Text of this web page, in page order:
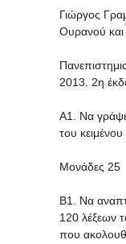
Γιώργος
Ουρανού
2013. 2η
A1. Να
του
Μονάδες 25
Β1. Να
120 λέξεων
που